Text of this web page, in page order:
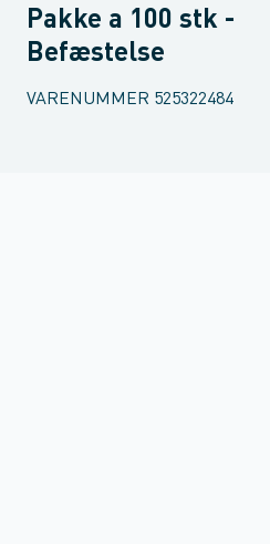
Pakke a 100 stk -
Befæstelse
VARENUMMER 525322484